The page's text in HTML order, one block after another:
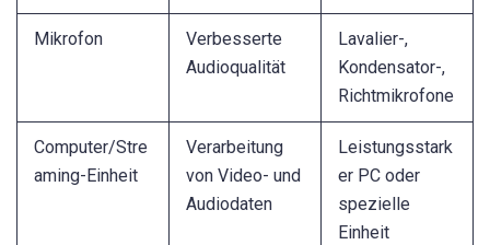
Mikrofon
Verbesserte
Audioqualität
Lavalier-,
Kondensator-,
Richtmikrofone
Computer/Stre
aming-Einheit
Verarbeitung
von Video- und
Audiodaten
Leistungsstark
er PC oder
spezielle
Einheit